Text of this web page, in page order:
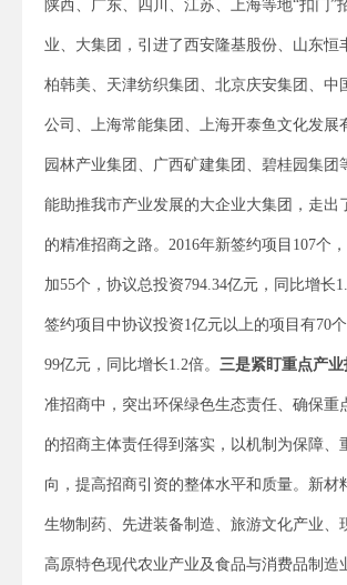
陕西、广东、四川、江苏、上海等地“扣门”
业、大集团，引进了西安隆基股份、山东恒
柏韩美、天津纺织集团、北京庆安集团、中
公司、上海常能集团、上海开泰鱼文化发展
园林产业集团、广西矿建集团、碧桂园集团
能助推我市产业发展的大企业大集团，走出
的精准招商之路。2016年新签约项目107个
加55个，协议总投资794.34亿元，同比增长
签约项目中协议投资1亿元以上的项目有70个
99亿元，同比增长1.2倍。 三是紧盯重点产业
准招商中，突出环保绿色生态责任、确保重
的招商主体责任得到落实，以机制为保障、
向，提高招商引资的整体水平和质量。新材
生物制药、先进装备制造、旅游文化产业、
高原特色现代农业产业及食品与消费品制造